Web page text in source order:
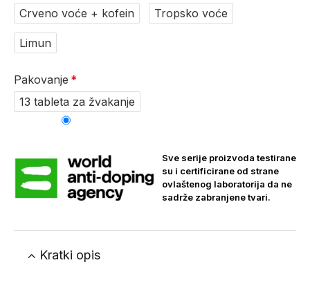
Crveno voće + kofein
Tropsko voće
Limun
Pakovanje
13 tableta za žvakanje
Sve serije proizvoda testirane
su i certificirane od strane
ovlaštenog laboratorija da ne
sadrže zabranjene tvari.
Kratki opis